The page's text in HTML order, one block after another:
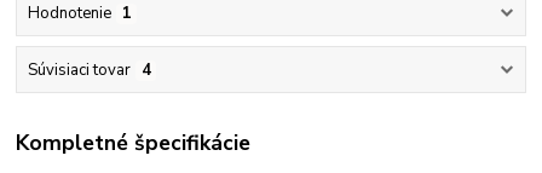
Hodnotenie 1
Súvisiaci tovar 4
Kompletné špecifikácie